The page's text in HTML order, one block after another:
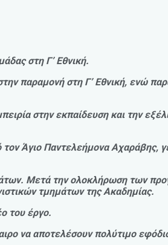
στη Γ’ Εθνική.
παραμονή στη Γ’ Εθνική, ενώ
στην εκπαίδευση και την
Άγιο Παντελεήμονα Αχαράβης,
Μετά την ολοκλήρωση των
τμημάτων της Ακαδημίας.
του έργο.
να αποτελέσουν πολύτιμο